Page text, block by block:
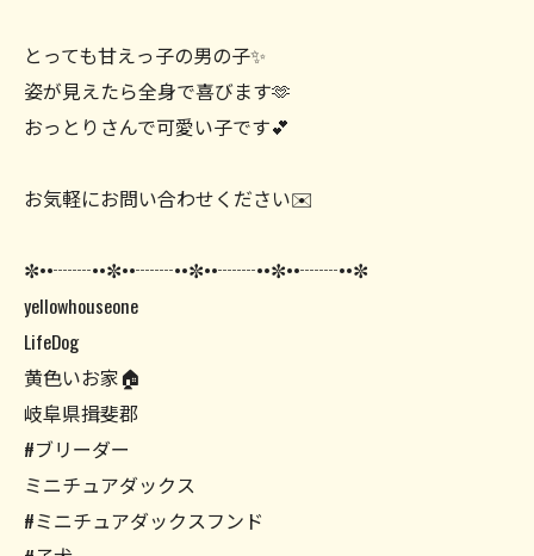
とっても甘えっ子の男の子✨
姿が見えたら全身で喜びます🫶
おっとりさんで可愛い子です💕
お気軽にお問い合わせください✉️
✼••┈┈••✼••┈┈••✼••┈┈••✼••┈┈••✼
yellowhouseone
LifeDog
黄色いお家🏠
岐阜県揖斐郡
#ブリーダー
ミニチュアダックス
#ミニチュアダックスフンド